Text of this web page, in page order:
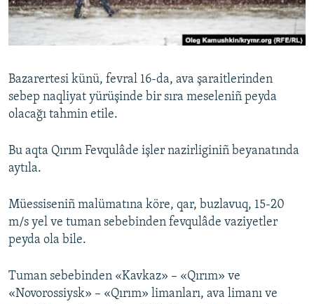
Русский
Українською
QOŞULIÑIZ!
RFE/RS bütün saytları
Bazarertesi künü, fevral 16-da, ava şaraitlerinden
sebep naqliyat yürüşinde bir sıra meseleniñ peyda
olacağı tahmin etile.
Bu aqta Qırım Fevqulâde işler nazirliginiñ beyanatında
aytıla.
Müessiseniñ malümatına köre, qar, buzlavuq, 15-20
m/s yel ve tuman sebebinden fevqulâde vaziyetler
peyda ola bile.
Tuman sebebinden «Kavkaz» – «Qırım» ve
«Novorossiysk» – «Qırım» limanları, ava limanı ve